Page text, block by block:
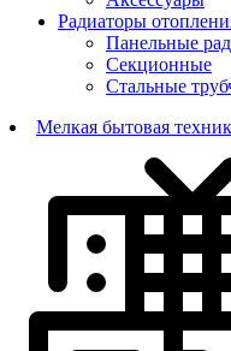
Радиаторы
Панельные
Секционные
Стальные
Мелкая бытовая